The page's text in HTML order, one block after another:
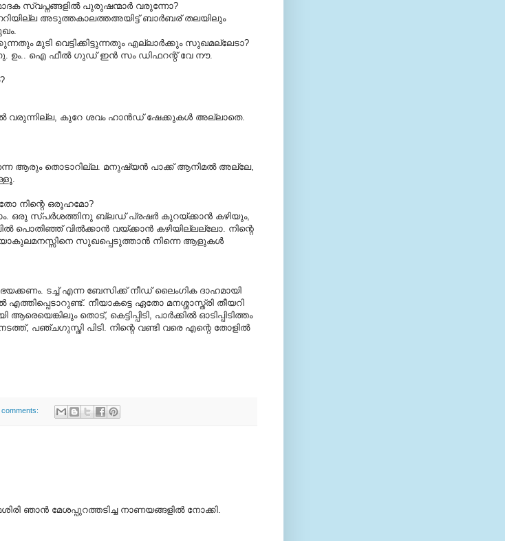
സ്വപ്നങ്ങളില്‍ പുരുഷന്മാര്‍ വരുന്നോ?
അടുത്തകാലത്തഅയിട്ട് ബാര്‍ബര് തലയിലും
മുടി വെട്ടിക്കിട്ടുന്നതും എല്ലാര്‍ക്കും സുഖമല്ലേടാ?
ഉം.. ഐ ഫീല്‍ ഗുഡ് ഇന്‍ സം ഡിഫറന്റ് വേ നൗ.
വരുന്നില്ല, കുറേ ശവം ഹാന്‍ഡ് ഷേക്കുകള്‍ അല്ലാതെ.
ആരും തൊടാറില്ല. മനുഷ്യന്‍ പാക്ക് ആനിമല്‍ അല്ലേ,
നിന്റെ ഒരൂഹമോ?
ഒരു സ്പര്‍ശത്തിനു ബ്ലഡ് പ്രഷര്‍ കുറയ്ക്കാന്‍ കഴിയും,
പൊതിഞ്ഞ് വില്‍ക്കാന്‍ വയ്ക്കാന്‍ കഴിയില്ലല്ലോ. നിന്റെ
വ്യാകുലമനസ്സിനെ സുഖപ്പെടുത്താന്‍ നിന്നെ ആളുകള്‍
ടച്ച് എന്ന ബേസിക്ക് നീഡ് ലൈംഗിക ദാഹമായി
നീയാകട്ടെ ഏതോ മനശ്ശാസ്ത്രി തീയറി
തൊട്, കെട്ടിപ്പിടി, പാര്‍ക്കില്‍ ഓടിപ്പിടിത്തം
പഞ്ചഗുസ്തി പിടി. നിന്റെ വണ്ടി വരെ എന്റെ തോളില്‍
comments:
ഞാന്‍ മേശപ്പുറത്തടിച്ച നാണയങ്ങളില്‍ നോക്കി.